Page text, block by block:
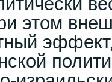
этом